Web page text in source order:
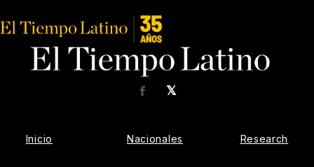
𝕏
Facebook
Inicio Nacionales Research